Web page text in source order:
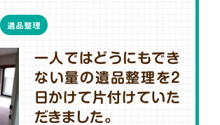
一人ではどうにもでき
ない量の遺品整理を2
日かけて片付けていた
だきました。
遺品整理